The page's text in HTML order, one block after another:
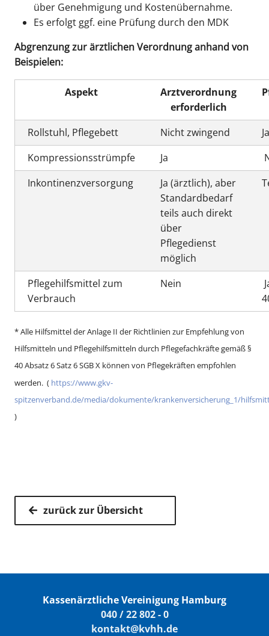
über Genehmigung und Kostenübernahme.
Es erfolgt ggf. eine Prüfung durch den MDK
Abgrenzung zur ärztlichen Verordnung anhand von
Beispielen:
Aspekt
Arztverordnung
erforderlich
Rollstuhl, Pflegebett Nicht zwingend
Kompressionsstrümpfe
Ja
Inkontinenzversorgung
Ja (ärztlich), aber
Standardbedarf
teils auch direkt
über
Pflegedienst
möglich
Pflegehilfsmittel zum
Verbrauch
Nein
* Alle Hilfsmittel der Anlage II der Richtlinien zur Empfehlung von
Hilfsmitteln und Pflegehilfsmitteln durch Pflegefachkräfte gemäß §
40 Absatz 6 Satz 6 SGB X können von Pflegekräften empfohlen
werden. ( https://www.gkv-
spitzenverband.de/media/dokumente/krankenversicherung_1/
)
zurück zur Übersicht
Kassenärztliche Vereinigung Hamburg
040 / 22 802 - 0
kontakt@kvhh.de